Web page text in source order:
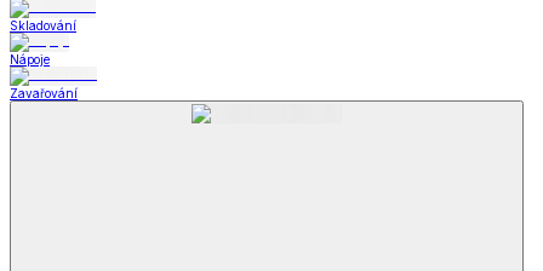
Skladování
Nápoje
Zavařování